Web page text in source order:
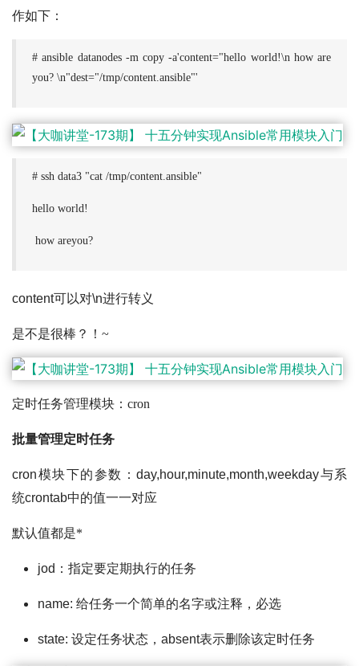
作如下：
# ansible datanodes -m copy -a'content="hello world!\n how are
you? \n"dest="/tmp/content.ansible"'
# ssh data3 "cat /tmp/content.ansible"
hello world!
how areyou?
content可以对\n进行转义
是不是很棒？！~
定时任务管理模块：cron
批量管理定时任务
cron模块下的参数：day,hour,minute,month,weekday与系
统crontab中的值一一对应
默认值都是*
jod：指定要定期执行的任务
name: 给任务一个简单的名字或注释，必选
state: 设定任务状态，absent表示删除该定时任务